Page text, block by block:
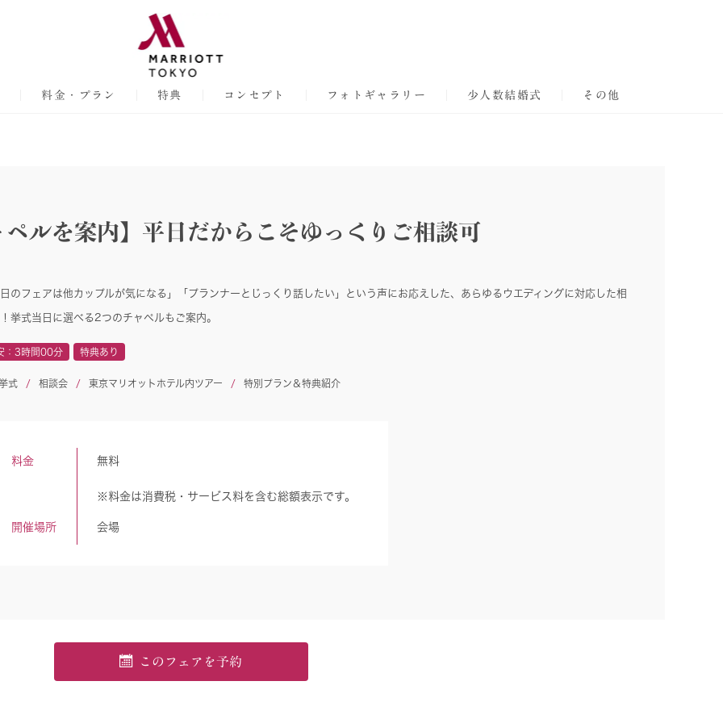
料金・プラン 特典 コンセプト フォトギャラリー 少人数結婚式 その他
ルを案内】平日だからこそゆっくりご相談可
のフェアは他カップルが気になる」「プランナーとじっくり話したい」という声にお応えした、あらゆるウエディングに対応した相
挙式当日に選べる2つのチャペルもご案内。
：3時間00分 特典あり
式 相談会 東京マリオットホテル内ツアー 特別プラン＆特典紹介
料金 無料
※料金は消費税・サービス料を含む総額表示です。
開催場所 会場
このフェアを予約